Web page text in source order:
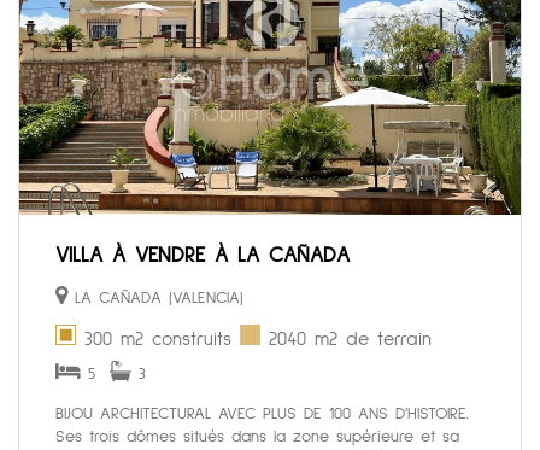
VILLA À VENDRE À LA CAÑADA
LA CAÑADA (VALENCIA)
300 m2 construits 2040 m2 de terrain
5 3
BIJOU ARCHITECTURAL AVEC PLUS DE 100 ANS D'HISTOIRE.
Ses trois dômes situés dans la zone supérieure et sa